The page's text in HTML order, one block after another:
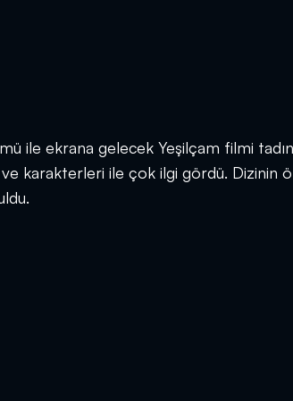
ile ekrana gelecek Yeşilçam filmi
ve karakterleri ile çok ilgi gördü. Dizinin